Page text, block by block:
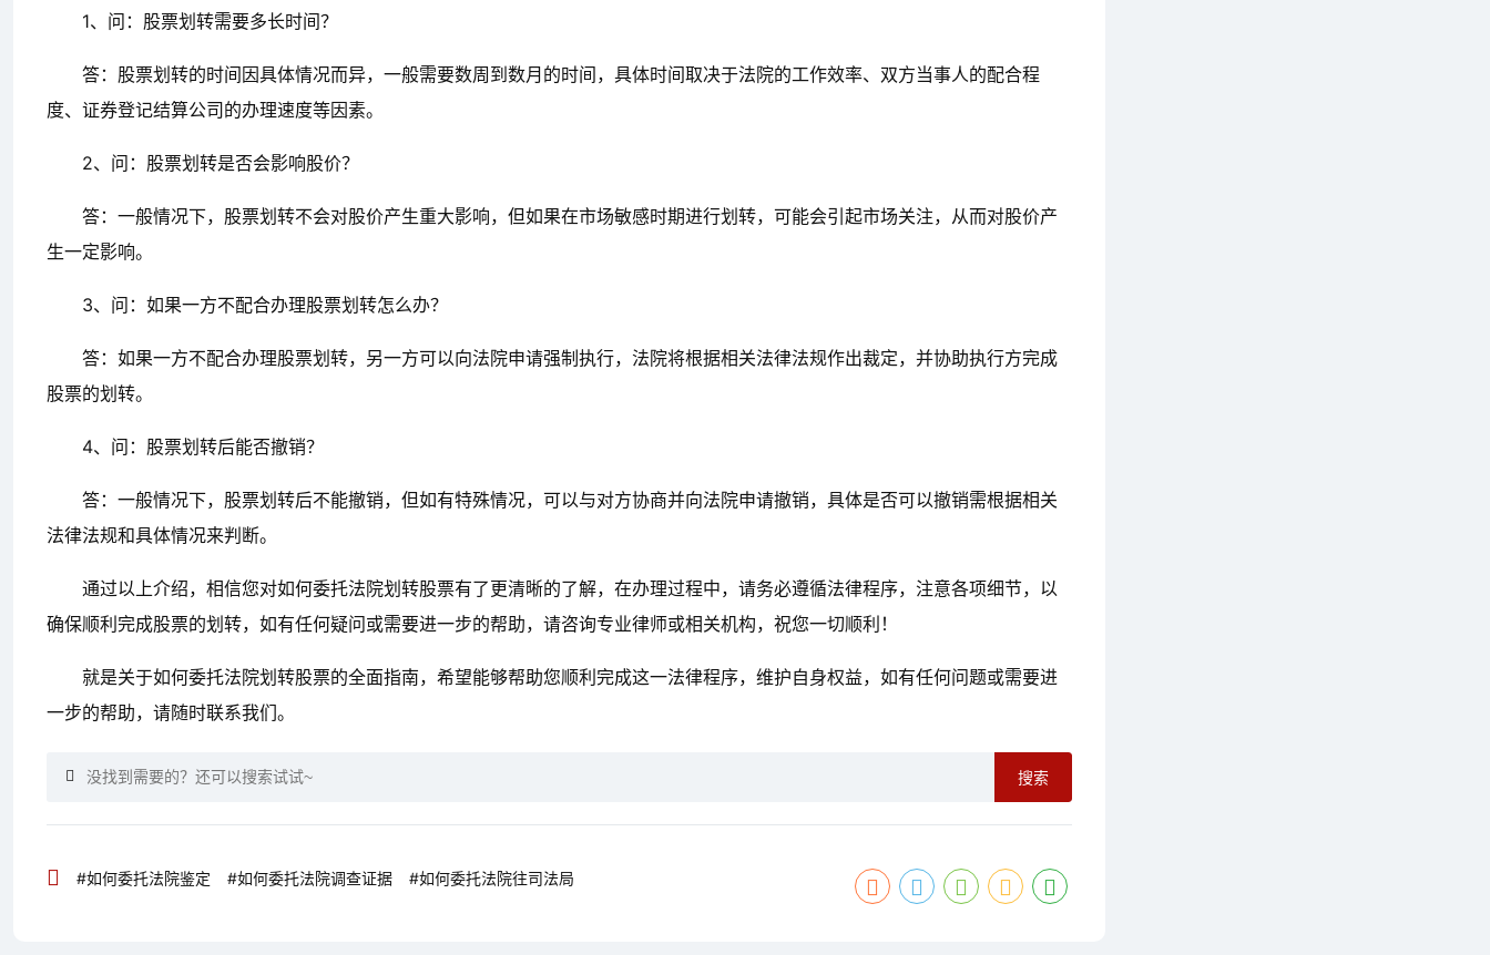
1、问：股票划转需要多长时间？
答：股票划转的时间因具体情况而异，一般需要数周到数月的时间，具体时间取决于法院的工作效率、双方当事人的配合程
度、证券登记结算公司的办理速度等因素。
2、问：股票划转是否会影响股价？
答：一般情况下，股票划转不会对股价产生重大影响，但如果在市场敏感时期进行划转，可能会引起市场关注，从而对股价产
生一定影响。
3、问：如果一方不配合办理股票划转怎么办？
答：如果一方不配合办理股票划转，另一方可以向法院申请强制执行，法院将根据相关法律法规作出裁定，并协助执行方完成
股票的划转。
4、问：股票划转后能否撤销？
答：一般情况下，股票划转后不能撤销，但如有特殊情况，可以与对方协商并向法院申请撤销，具体是否可以撤销需根据相关
法律法规和具体情况来判断。
通过以上介绍，相信您对如何委托法院划转股票有了更清晰的了解，在办理过程中，请务必遵循法律程序，注意各项细节，以
确保顺利完成股票的划转，如有任何疑问或需要进一步的帮助，请咨询专业律师或相关机构，祝您一切顺利！
就是关于如何委托法院划转股票的全面指南，希望能够帮助您顺利完成这一法律程序，维护自身权益，如有任何问题或需要进
一步的帮助，请随时联系我们。
搜索
#如何委托法院鉴定 #如何委托法院调查证据 #如何委托法院往司法局